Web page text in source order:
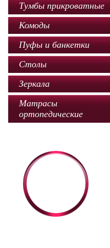
Тумбы прикроватные
Комоды
Пуфы и банкетки
Столы
Зеркала
Матрасы
ортопедические